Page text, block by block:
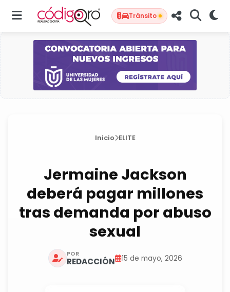
Tránsito
Inicio ELITE
Jermaine Jackson
deberá pagar millones
tras demanda por abuso
sexual
POR
REDACCIÓN 15 de mayo, 2026